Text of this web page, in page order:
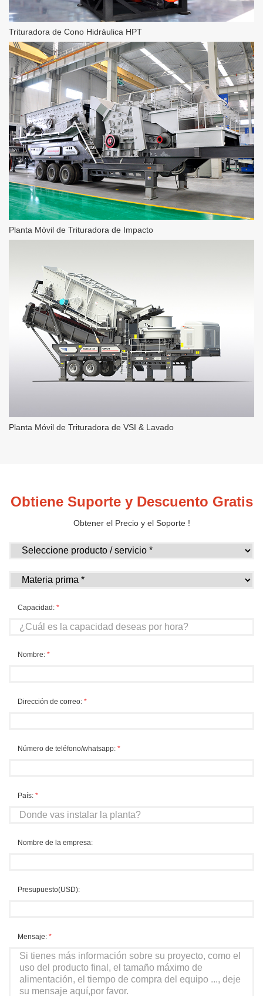
Trituradora de Cono Hidráulica HPT
Planta Móvil de Trituradora de Impacto
Planta Móvil de Trituradora de VSI & Lavado
Obtiene Suporte y Descuento Gratis
Obtener el Precio y el Soporte !
Capacidad: *
Nombre: *
Dirección de correo: *
Número de teléfono/whatsapp: *
País: *
Nombre de la empresa:
Presupuesto(USD):
Mensaje: *